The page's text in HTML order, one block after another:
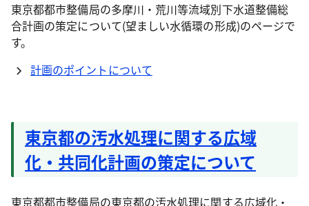
東京都都市整備局の多摩川・荒川等流域別下水道整備総
合計画の策定について(望ましい水循環の形成)のページで
す。
計画のポイントについて
東京都の汚水処理に関する広域
化・共同化計画の策定について
東京都都市整備局の東京都の汚水処理に関する広域化・